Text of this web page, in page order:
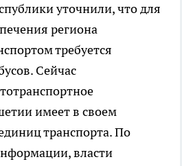
уточнили, что для
региона
требуется
Сейчас
имеет в своем
транспорта. По
власти